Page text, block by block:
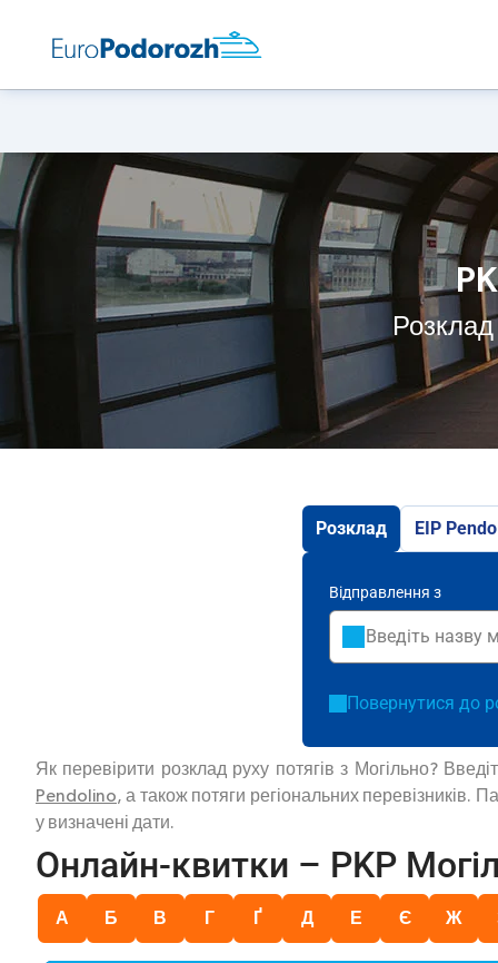
Розклад
Розклад EIP
Відправлення з
Повернутися до
Як перевірити розклад руху потягів з Могільно?
Pendolino, а також потяги регіональних
у визначені дати.
Онлайн-квитки – PKP
А Б В Г Ґ Д Е Є Ж